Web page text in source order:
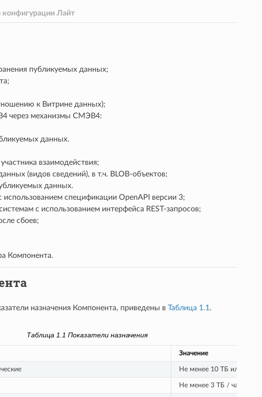
публикуемых данных;
к Витрине данных);
через механизмы СМЭВ4:
данных.
взаимодействия;
(видов сведений), в т.ч. BLOB-объектов;
данных.
спецификации OpenAPI версии 3;
с использованием интерфейса REST-запросов;
сбоев;
Компонента.
конфигурации Лайт
назначения Компонента, приведены в Таблица 1.1 .
Таблица 1.1Показатели назначения
Значение
Не менее 10 ТБ или 1
Не менее 3 ТБ / час или